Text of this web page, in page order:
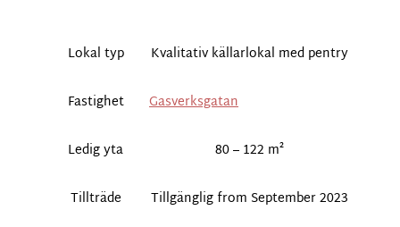
Lokal typ Kvalitativ källarlokal med pentry
Fastighet Gasverksgatan
Ledig yta 80 – 122 m²
Tillträde Tillgänglig from September 2023